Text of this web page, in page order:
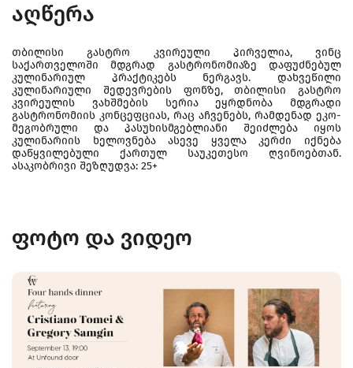
აღწერა
თბილისი გასტრო კვირეული პირველია, ვინც
საქართველოში მდგრად გასტრონომიაზე დაფუძნებულ
კულინარიულ პრაქტიკებს ნერგავს. დახვეწილი
კულინარიული შედევრების ფონზე, თბილისი გასტრო
კვირეულის ვახშმების სერია ეყრდნობა მდგრადი
გასტრონომიის კონცეფციას, რაც აჩვენებს, რამდენად ეკო-
მეგობრული და პასუხისმგებლიანი შეიძლება იყოს
კულინარიის ხელოვნება ასევე ყველა კერძი იქნება
დაწყვილებული ქართულ საუკეთესო ღვინოებთან.
ასაკობრივი შეზღუდვა: 25+
ფოტო და ვიდეო